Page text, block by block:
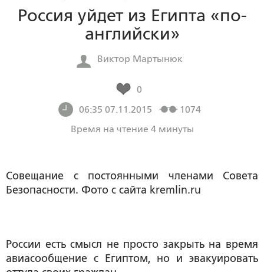
Россия уйдет из Египта «по-
английски»
Виктор Мартынюк
0
06:35 07.11.2015
1074
Время на чтение 4 минуты
Совещание с постоянными членами Совета
Безопасности. Фото с сайта kremlin.ru
России есть смысл не просто закрыть на время
авиасообщение с Египтом, но и эвакуировать